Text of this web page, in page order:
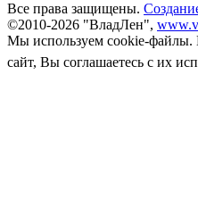
Все права защищены.
©2010-2026 "ВладЛен",
Мы используем cookie-файлы.
сайт, Вы соглашаетесь с их